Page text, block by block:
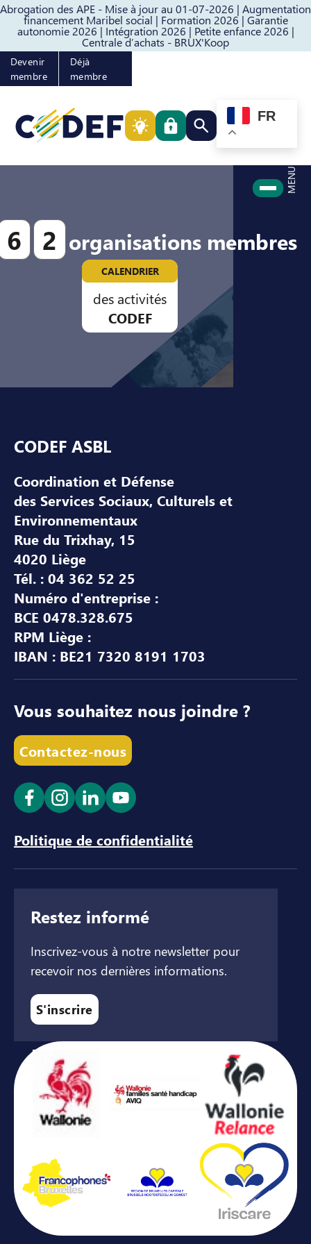
Abrogation des APE - Mise à jour au 01-07-2026 | Augmentation
financement Maribel social | Formation 2026 | Garantie
autonomie 2026 | Intégration 2026 | Petite enfance 2026 |
Centrale d’achats - BRUX'Koop
Passer au contenuPasser au pied de page
Devenir
membre
Déjà
membre
Rechercher quelque
FR
MENU
6 2 organisations membres
CALENDRIER
des activités
CODEF
CODEF ASBL
Coordination et Défense
des Services Sociaux, Culturels et
Environnementaux
Rue du Trixhay, 15
4020 Liège
Tél. : 04 362 52 25
Numéro d'entreprise :
BCE 0478.328.675
RPM Liège :
IBAN : BE21 7320 8191 1703
Vous souhaitez nous joindre ?
Contactez-nous
Ouvrir le lien dans un nouvel onglet
Ouvrir le lien dans un nouvel onglet
Ouvrir le lien dans un nouvel
Ouvrir le lien dans un
Politique de confidentialité
Restez informé
Inscrivez-vous à notre newsletter pour
recevoir nos dernières informations.
S'inscrire
Avec le soutien de ...